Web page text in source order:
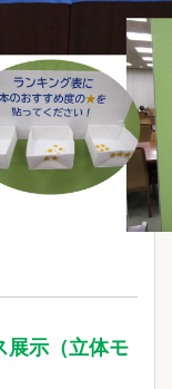
展示（立体モ